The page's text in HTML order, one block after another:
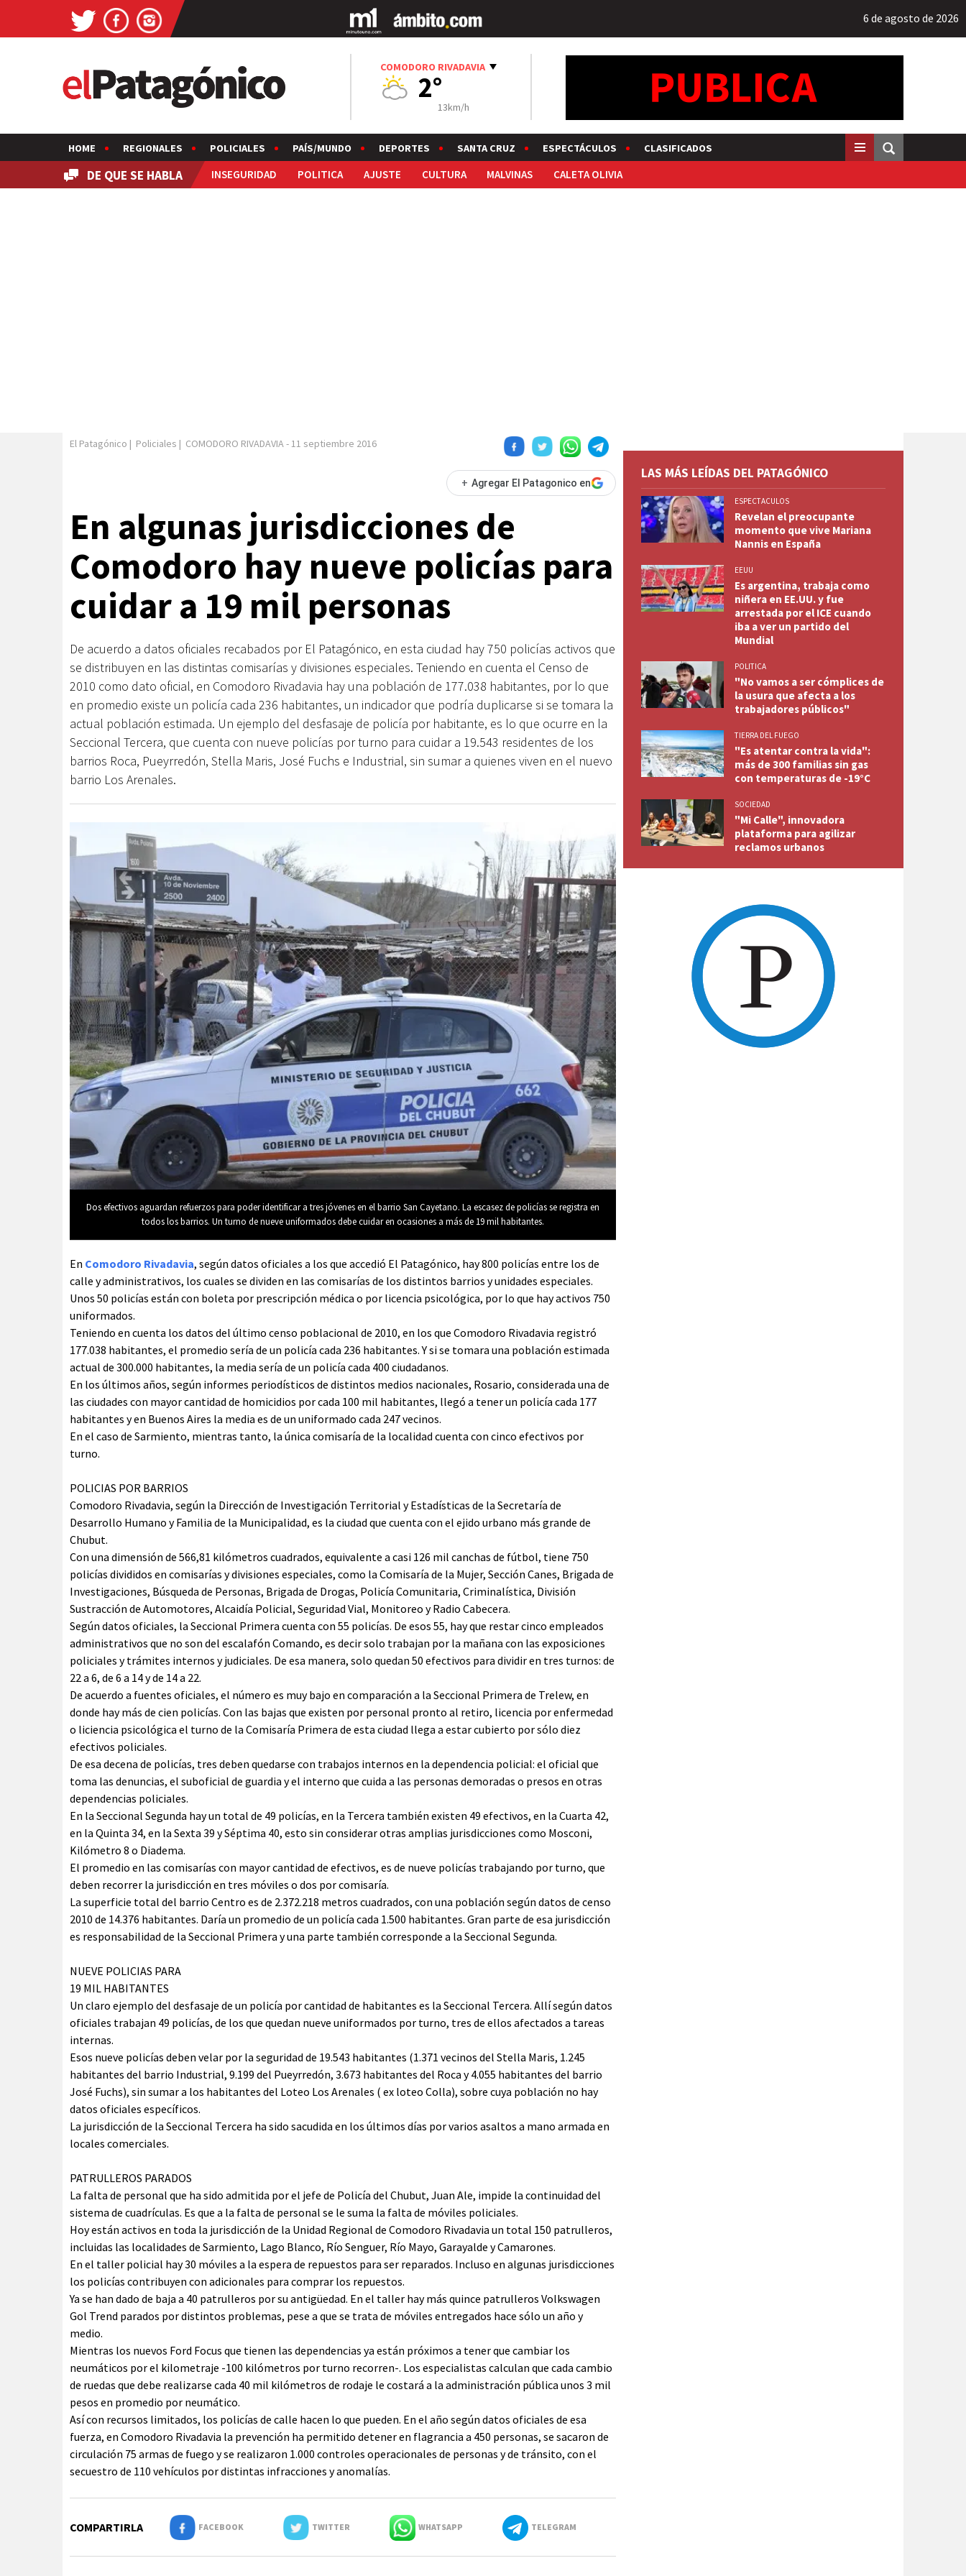
6 de agosto de 2026
COMODORO RIVADAVIA
2°
13km/h
HOME REGIONALES POLICIALES PAÍS/MUNDO DEPORTES SANTA CRUZ ESPECTÁCULOS CLASIFICADOS
DE QUE SE HABLA INSEGURIDAD POLITICA AJUSTE CULTURA MALVINAS CALETA OLIVIA
El Patagónico | Policiales | COMODORO RIVADAVIA- 11 septiembre 2016
+ Agregar El Patagonico en
En algunas jurisdicciones de
Comodoro hay nueve policías para
cuidar a 19 mil personas
De acuerdo a datos oficiales recabados por El Patagónico, en esta ciudad hay 750 policías activos que
se distribuyen en las distintas comisarías y divisiones especiales. Teniendo en cuenta el Censo de
2010 como dato oficial, en Comodoro Rivadavia hay una población de 177.038 habitantes, por lo que
en promedio existe un policía cada 236 habitantes, un indicador que podría duplicarse si se tomara la
actual población estimada. Un ejemplo del desfasaje de policía por habitante, es lo que ocurre en la
Seccional Tercera, que cuenta con nueve policías por turno para cuidar a 19.543 residentes de los
barrios Roca, Pueyrredón, Stella Maris, José Fuchs e Industrial, sin sumar a quienes viven en el nuevo
barrio Los Arenales.
Dos efectivos aguardan refuerzos para poder identificar a tres jóvenes en el barrio San Cayetano. La escasez de policías se registra en
todos los barrios. Un turno de nueve uniformados debe cuidar en ocasiones a más de 19 mil habitantes.
En Comodoro Rivadavia, según datos oficiales a los que accedió El Patagónico, hay 800 policías entre los de
calle y administrativos, los cuales se dividen en las comisarías de los distintos barrios y unidades especiales.
Unos 50 policías están con boleta por prescripción médica o por licencia psicológica, por lo que hay activos 750
uniformados.
Teniendo en cuenta los datos del último censo poblacional de 2010, en los que Comodoro Rivadavia registró
177.038 habitantes, el promedio sería de un policía cada 236 habitantes. Y si se tomara una población estimada
actual de 300.000 habitantes, la media sería de un policía cada 400 ciudadanos.
En los últimos años, según informes periodísticos de distintos medios nacionales, Rosario, considerada una de
las ciudades con mayor cantidad de homicidios por cada 100 mil habitantes, llegó a tener un policía cada 177
habitantes y en Buenos Aires la media es de un uniformado cada 247 vecinos.
En el caso de Sarmiento, mientras tanto, la única comisaría de la localidad cuenta con cinco efectivos por
turno.
POLICIAS POR BARRIOS
Comodoro Rivadavia, según la Dirección de Investigación Territorial y Estadísticas de la Secretaría de
Desarrollo Humano y Familia de la Municipalidad, es la ciudad que cuenta con el ejido urbano más grande de
Chubut.
Con una dimensión de 566,81 kilómetros cuadrados, equivalente a casi 126 mil canchas de fútbol, tiene 750
policías divididos en comisarías y divisiones especiales, como la Comisaría de la Mujer, Sección Canes, Brigada de
Investigaciones, Búsqueda de Personas, Brigada de Drogas, Policía Comunitaria, Criminalística, División
Sustracción de Automotores, Alcaidía Policial, Seguridad Vial, Monitoreo y Radio Cabecera.
Según datos oficiales, la Seccional Primera cuenta con 55 policías. De esos 55, hay que restar cinco empleados
administrativos que no son del escalafón Comando, es decir solo trabajan por la mañana con las exposiciones
policiales y trámites internos y judiciales. De esa manera, solo quedan 50 efectivos para dividir en tres turnos: de
22 a 6, de 6 a 14 y de 14 a 22.
De acuerdo a fuentes oficiales, el número es muy bajo en comparación a la Seccional Primera de Trelew, en
donde hay más de cien policías. Con las bajas que existen por personal pronto al retiro, licencia por enfermedad
o liciencia psicológica el turno de la Comisaría Primera de esta ciudad llega a estar cubierto por sólo diez
efectivos policiales.
De esa decena de policías, tres deben quedarse con trabajos internos en la dependencia policial: el oficial que
toma las denuncias, el suboficial de guardia y el interno que cuida a las personas demoradas o presos en otras
dependencias policiales.
En la Seccional Segunda hay un total de 49 policías, en la Tercera también existen 49 efectivos, en la Cuarta 42,
en la Quinta 34, en la Sexta 39 y Séptima 40, esto sin considerar otras amplias jurisdicciones como Mosconi,
Kilómetro 8 o Diadema.
El promedio en las comisarías con mayor cantidad de efectivos, es de nueve policías trabajando por turno, que
deben recorrer la jurisdicción en tres móviles o dos por comisaría.
La superficie total del barrio Centro es de 2.372.218 metros cuadrados, con una población según datos de censo
2010 de 14.376 habitantes. Daría un promedio de un policía cada 1.500 habitantes. Gran parte de esa jurisdicción
es responsabilidad de la Seccional Primera y una parte también corresponde a la Seccional Segunda.
NUEVE POLICIAS PARA
19 MIL HABITANTES
Un claro ejemplo del desfasaje de un policía por cantidad de habitantes es la Seccional Tercera. Allí según datos
oficiales trabajan 49 policías, de los que quedan nueve uniformados por turno, tres de ellos afectados a tareas
internas.
Esos nueve policías deben velar por la seguridad de 19.543 habitantes (1.371 vecinos del Stella Maris, 1.245
habitantes del barrio Industrial, 9.199 del Pueyrredón, 3.673 habitantes del Roca y 4.055 habitantes del barrio
José Fuchs), sin sumar a los habitantes del Loteo Los Arenales ( ex loteo Colla), sobre cuya población no hay
datos oficiales específicos.
La jurisdicción de la Seccional Tercera ha sido sacudida en los últimos días por varios asaltos a mano armada en
locales comerciales.
PATRULLEROS PARADOS
La falta de personal que ha sido admitida por el jefe de Policía del Chubut, Juan Ale, impide la continuidad del
sistema de cuadrículas. Es que a la falta de personal se le suma la falta de móviles policiales.
Hoy están activos en toda la jurisdicción de la Unidad Regional de Comodoro Rivadavia un total 150 patrulleros,
incluidas las localidades de Sarmiento, Lago Blanco, Río Senguer, Río Mayo, Garayalde y Camarones.
En el taller policial hay 30 móviles a la espera de repuestos para ser reparados. Incluso en algunas jurisdicciones
los policías contribuyen con adicionales para comprar los repuestos.
Ya se han dado de baja a 40 patrulleros por su antigüedad. En el taller hay más quince patrulleros Volkswagen
Gol Trend parados por distintos problemas, pese a que se trata de móviles entregados hace sólo un año y
medio.
Mientras los nuevos Ford Focus que tienen las dependencias ya están próximos a tener que cambiar los
neumáticos por el kilometraje -100 kilómetros por turno recorren-. Los especialistas calculan que cada cambio
de ruedas que debe realizarse cada 40 mil kilómetros de rodaje le costará a la administración pública unos 3 mil
pesos en promedio por neumático.
Así con recursos limitados, los policías de calle hacen lo que pueden. En el año según datos oficiales de esa
fuerza, en Comodoro Rivadavia la prevención ha permitido detener en flagrancia a 450 personas, se sacaron de
circulación 75 armas de fuego y se realizaron 1.000 controles operacionales de personas y de tránsito, con el
secuestro de 110 vehículos por distintas infracciones y anomalías.
COMPARTIRLA FACEBOOK TWITTER WHATSAPP TELEGRAM
LAS MÁS LEÍDAS DEL PATAGÓNICO
ESPECTACULOS
Revelan el preocupante
momento que vive Mariana
Nannis en España
EEUU
Es argentina, trabaja como
niñera en EE.UU. y fue
arrestada por el ICE cuando
iba a ver un partido del
Mundial
POLITICA
"No vamos a ser cómplices de
la usura que afecta a los
trabajadores públicos"
TIERRA DEL FUEGO
"Es atentar contra la vida":
más de 300 familias sin gas
con temperaturas de -19°C
SOCIEDAD
"Mi Calle", innovadora
plataforma para agilizar
reclamos urbanos